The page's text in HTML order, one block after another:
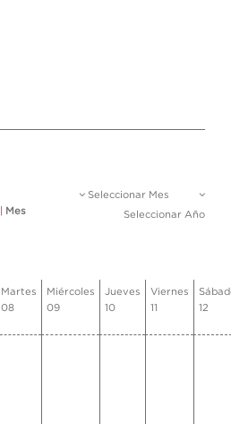
Mes
Seleccionar Mes
Seleccionar Año
Martes
08
Miércoles
09
Jueves
10
Viernes
11
12